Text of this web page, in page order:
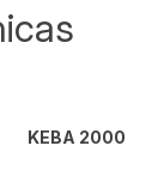
KEBA 2000